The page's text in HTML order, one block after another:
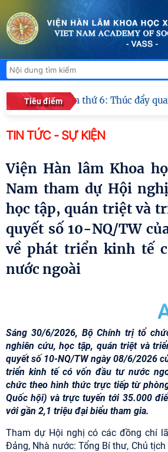
Tiêu điểm
– VASS lần thứ 6: Thúc đẩy quan
TIN TỨC - SỰ KIỆN
Viện Hàn lâm Khoa học xã hội Việt
Nam tham dự Hội
học tập, quán triệt và
quyết số 10-NQ/TW
về phát triển kinh tế
nước ngoài
Sáng 30/6/2026, Bộ Chính trị tổ
nghiên cứu, học tập, quán triệt và
quyết số 10-NQ/TW ngày 08/6/2026
triển kinh tế có vốn đầu tư nước
chức theo hình thức trực tiếp từ
Quốc hội) và trực tuyến tới 35.000
với gần 2,1 triệu đại biểu tham gia.
Tham dự Hội nghị có các đồng chí
Đảng, Nhà nước: Tổng Bí thư, Chủ